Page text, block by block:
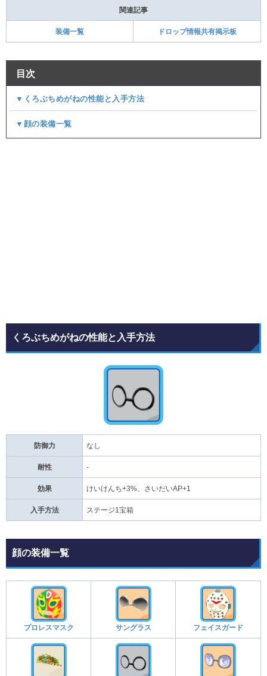
関連記事
装備一覧 ドロップ情報共有掲示板
目次
▼くろぶちめがねの性能と入手方法
▼顔の装備一覧
くろぶちめがねの性能と入手方法
防御力 なし
耐性 -
効果 けいけんち+3%、さいだいAP+1
入手方法 ステージ1宝箱
顔の装備一覧
プロレスマスク サングラス フェイスガード